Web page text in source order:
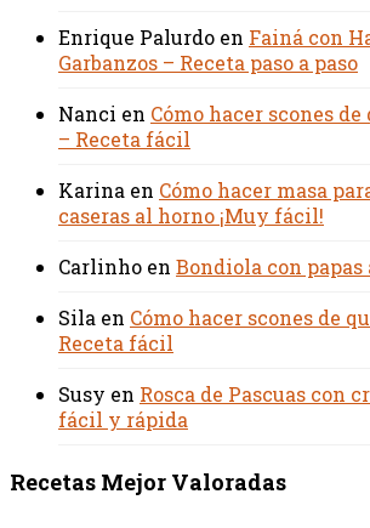
Enrique Palurdo en Fainá con
Garbanzos – Receta paso a paso
Nanci en Cómo hacer scones
– Receta fácil
Karina en Cómo hacer masa
caseras al horno ¡Muy fácil!
Carlinho en Bondiola con
Sila en Cómo hacer scones de
Receta fácil
Susy en Rosca de Pascuas con
fácil y rápida
Recetas Mejor Valoradas